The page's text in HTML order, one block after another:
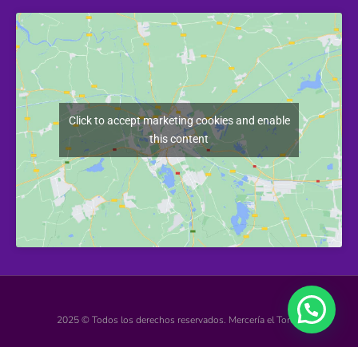
Click to accept marketing cookies and enable
this content
2025 © Todos los derechos reservados. Mercería el Torcal